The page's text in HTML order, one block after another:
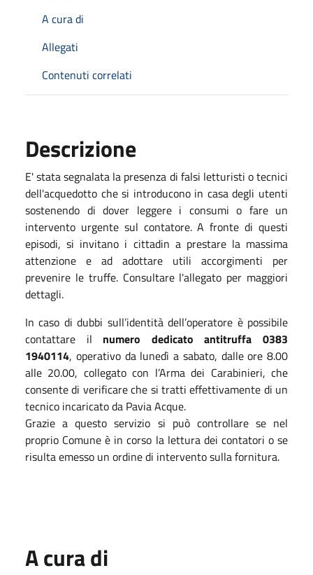
A cura di
Allegati
Contenuti correlati
Descrizione
E' stata segnalata la presenza di falsi letturisti o tecnici
dell'acquedotto che si introducono in casa degli utenti
sostenendo di dover leggere i consumi o fare un
intervento urgente sul contatore. A fronte di questi
episodi, si invitano i cittadin a prestare la massima
attenzione e ad adottare utili accorgimenti per
prevenire le truffe. Consultare l'allegato per maggiori
dettagli.
In caso di dubbi sull’identità dell’operatore è possibile
contattare il numero dedicato antitruffa
0383
1940114, operativo da lunedì a sabato, dalle ore 8.00
alle 20.00, collegato con l’Arma dei Carabinieri, che
consente di verificare che si tratti effettivamente di un
tecnico incaricato da Pavia Acque.
Grazie a questo servizio si può controllare se nel
proprio Comune è in corso la lettura dei contatori o se
risulta emesso un ordine di intervento sulla fornitura.
A cura di